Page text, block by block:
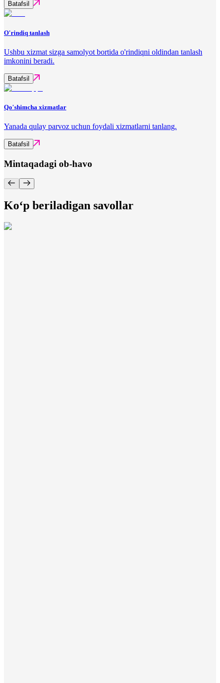
Batafsil
O'rindiq tanlash
Ushbu xizmat sizga samolyot bortida o'rindiqni oldindan tanlash
imkonini beradi.
Batafsil
Qo'shimcha xizmatlar
Yanada qulay parvoz uchun foydali xizmatlarni tanlang.
Batafsil
Mintaqadagi ob-havo
Ko‘p beriladigan savollar